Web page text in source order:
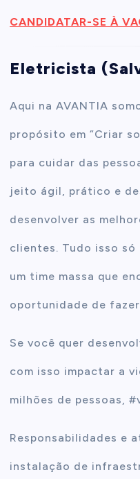
CANDIDATAR-SE À
Eletricista
Aqui na AVANTIA
propósito em “Criar
para cuidar das
jeito ágil, prático e
desenvolver as
clientes. Tudo isso só
um time massa que
oportunidade de
Se você quer
com isso impactar a
milhões de pessoas,
Responsabilidades e
instalação de